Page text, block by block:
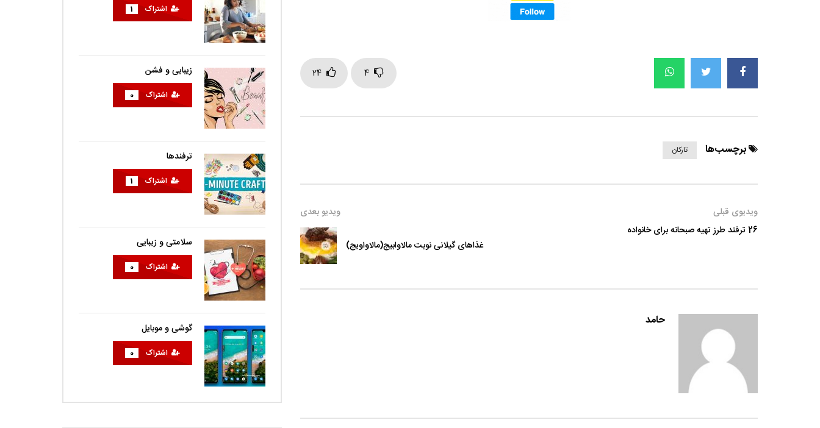
24 4
برچسب‌ها تارکان
ویدیوی قبلی
26 ترفند طرز تهیه صبحانه برای خانواده
ویدیو بعدی
غذاهای گیلانی نوبت مالاوابیج(مالاواویج)
حامد
اشتراک 1
زیبایی و فشن
اشتراک 0
ترفندها
اشتراک 1
سلامتی و زیبایی
اشتراک 0
گوشی و موبایل
اشتراک 0